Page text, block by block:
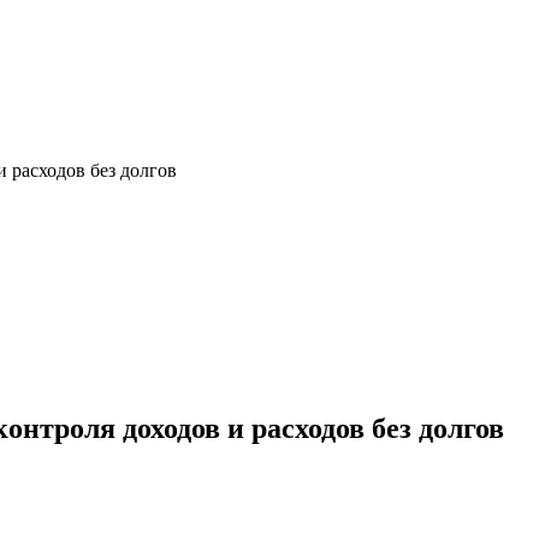
без долгов
доходов и расходов без долгов